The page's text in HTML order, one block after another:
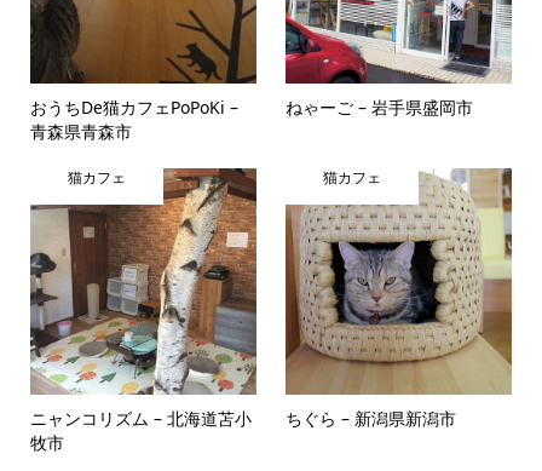
おうちDe猫カフェPoPoKi –
青森県青森市
ねゃーご – 岩手県盛岡市
猫カフェ
ニャンコリズム – 北海道苫小
牧市
猫カフェ
ちぐら – 新潟県新潟市